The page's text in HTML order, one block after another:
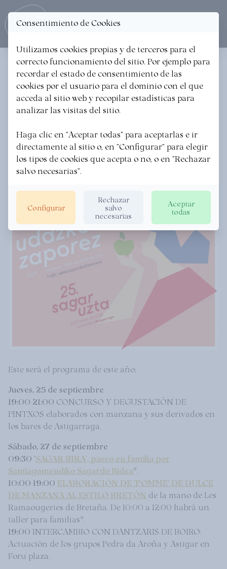
< Volver a las noticias
XXV Sagar Uzta en
Astigarraga
SAGARDOETXEA · 18/09/2025
Este será el programa de este año:
Jueves, 25 de septiembre
19:00-21:00 CONCURSO Y DEGUSTACIÓN DE
PINTXOS elaborados con manzana y sus derivados en
los bares de Astigarraga.
Sábado, 27 de septiembre
09:30 ‘SAGAR-BIRA’, paseo en familia por
Santiagomendiko Sagardo Bidea*.
10:00-19:00 ELABORACIÓN DE ‘POMME’ DE DULCE
DE MANZANA AL ESTILO BRETÓN de la mano de Les
Ramaougeries de Bretaña. De 10:00 a 12:00 habrá un
taller para familias*.
19:00 INTERCAMBIO CON DANTZARIS DE BOIRO:
Actuación de los grupos Pedra da Aroña y Astigar en
Foru plaza.
Consentimiento de Cookies
Utilizamos cookies propias y de terceros para el
correcto funcionamiento del sitio. Por ejemplo para
recordar el estado de consentimiento de las
cookies por el usuario para el dominio con el que
acceda al sitio web y recopilar estadísticas para
analizar las visitas del sitio.
Haga clic en "Aceptar todas" para aceptarlas e ir
directamente al sitio o, en "Configurar" para elegir
los tipos de cookies que acepta o no, o en "Rechazar
salvo necesarias".
Configurar
Rechazar
salvo
necesarias
Aceptar
todas